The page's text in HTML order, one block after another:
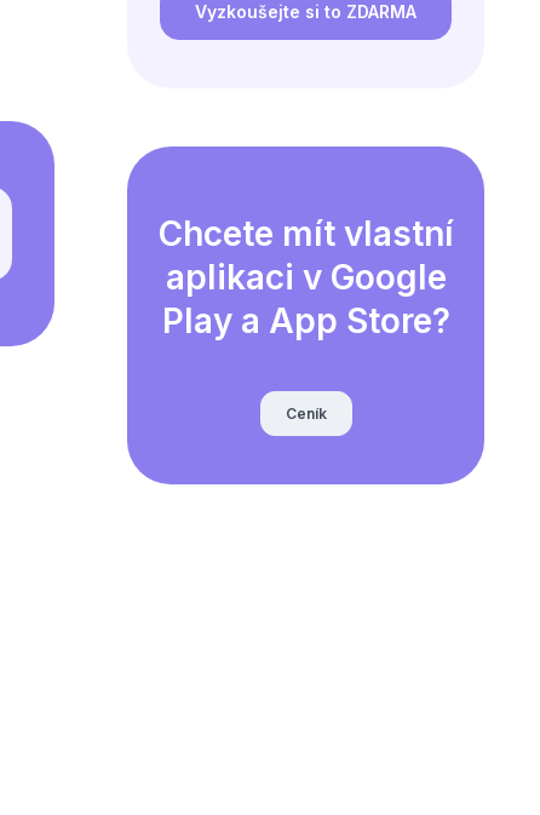
Vyzkoušejte si to ZDARMA
Chcete mít vlastní
aplikaci v Google
Play a App Store?
Ceník